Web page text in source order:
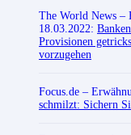
The World News –
18.03.2022:
Provisionen
vorzugehen
Focus.de –
schmilzt: Sichern